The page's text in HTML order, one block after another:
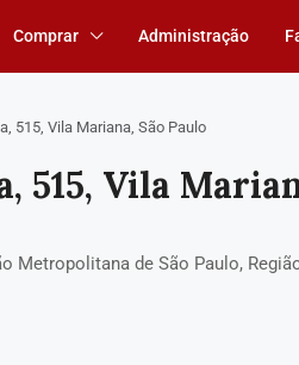
Comprar Administração
515, Vila Mariana, São Paulo
515, Vila
Metropolitana de São Paulo,